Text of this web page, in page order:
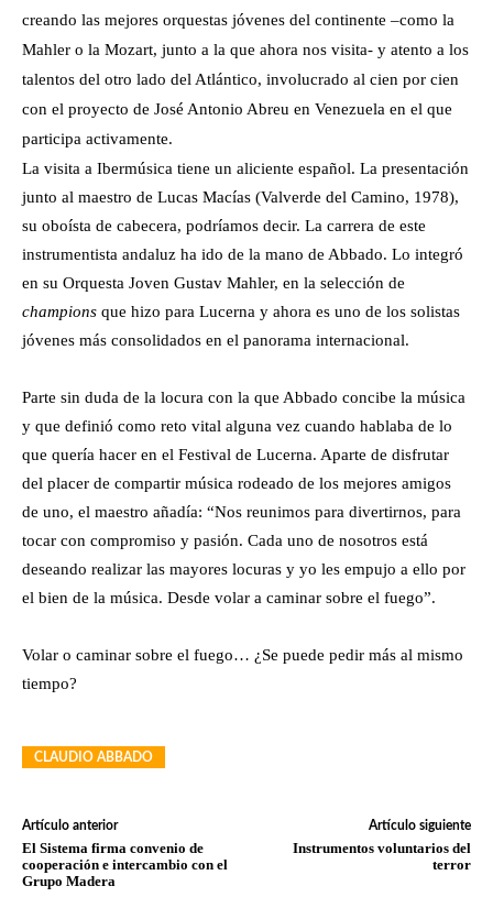
creando las mejores orquestas jóvenes del continente –como la
Mahler o la Mozart, junto a la que ahora nos visita- y atento a los
talentos del otro lado del Atlántico, involucrado al cien por cien
con el proyecto de José Antonio Abreu en Venezuela en el que
participa activamente.
La visita a Ibermúsica tiene un aliciente español. La presentación
junto al maestro de Lucas Macías (Valverde del Camino, 1978),
su oboísta de cabecera, podríamos decir. La carrera de este
instrumentista andaluz ha ido de la mano de Abbado. Lo integró
en su Orquesta Joven Gustav Mahler, en la selección de
champions que hizo para Lucerna y ahora es uno de los solistas
jóvenes más consolidados en el panorama internacional.
Parte sin duda de la locura con la que Abbado concibe la música
y que definió como reto vital alguna vez cuando hablaba de lo
que quería hacer en el Festival de Lucerna. Aparte de disfrutar
del placer de compartir música rodeado de los mejores amigos
de uno, el maestro añadía: “Nos reunimos para divertirnos, para
tocar con compromiso y pasión. Cada uno de nosotros está
deseando realizar las mayores locuras y yo les empujo a ello por
el bien de la música. Desde volar a caminar sobre el fuego”.
Volar o caminar sobre el fuego… ¿Se puede pedir más al mismo
tiempo?
CLAUDIO ABBADO
Artículo anterior
El Sistema firma convenio de
cooperación e intercambio con el
Grupo Madera
Artículo siguiente
Instrumentos voluntarios del
terror